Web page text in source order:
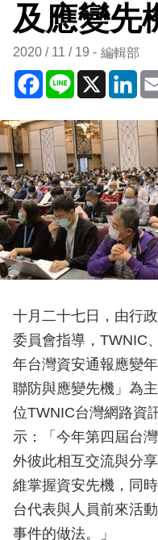
及應變先
2020 / 11 / 19 編輯部
Facebook
Line X
十月二十七日，由行
委員會指導，TWNIC
年台灣資安通報應變
聯防與應變先機」為
位TWNIC台灣網路資
示：「今年第四屆台
外彼此相互交流與分
維掌握資安先機，同
台代表與人員前來活
事件的做法。」